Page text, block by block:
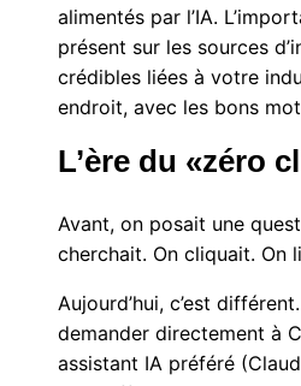
alimentés par l’IA.
présent sur les sources
crédibles liées à votre
endroit, avec les bons
L’ère du «zéro
Avant, on posait une
cherchait. On cliquait. On
Aujourd’hui, c’est
demander directement à
assistant IA préféré